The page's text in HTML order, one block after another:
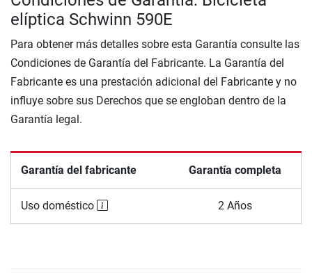
elíptica Schwinn 590E
Para obtener más detalles sobre esta Garantía consulte las
Condiciones de Garantía del Fabricante. La Garantía del
Fabricante es una prestación adicional del Fabricante y no
influye sobre sus Derechos que se engloban dentro de la
Garantía legal.
Garantía del fabricante Garantía completa
Uso doméstico 2 Años